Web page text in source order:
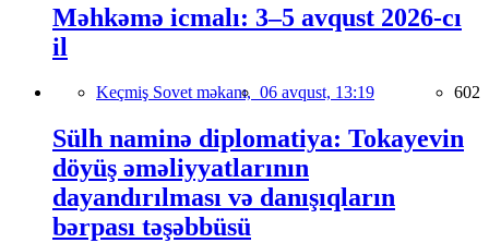
Məhkəmə icmalı: 3–5 avqust 2026-cı
il
Keçmiş Sovet məkanı, 06 avqust, 13:19 602
Sülh naminə diplomatiya: Tokayevin
döyüş əməliyyatlarının
dayandırılması və danışıqların
bərpası təşəbbüsü